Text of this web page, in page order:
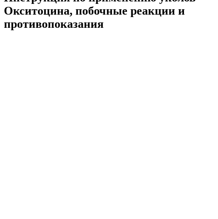
Окситоцина, побочные реакции и
противопоказания